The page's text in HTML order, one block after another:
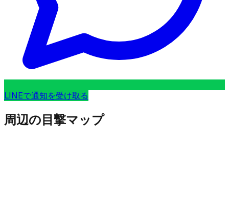
LINEで通知を受け取る
周辺の目撃マップ